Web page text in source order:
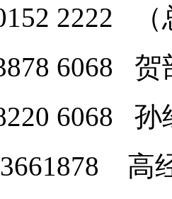
2222 （
6068 贺
6068
高